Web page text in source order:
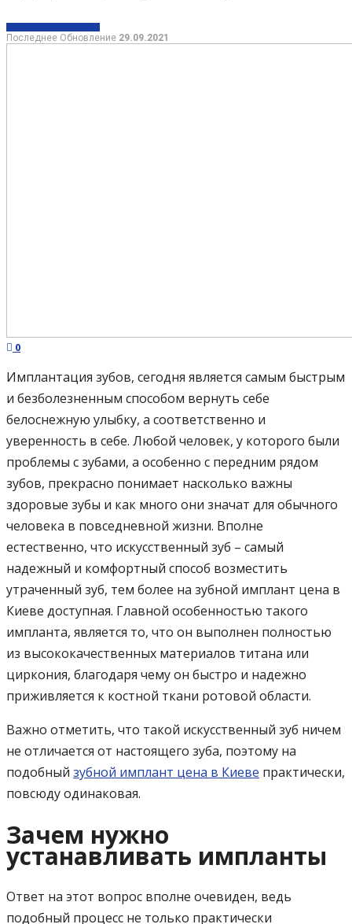
Последнее Обновление 29.09.2021
0
Имплантация зубов, сегодня является самым быстрым
и безболезненным способом вернуть себе
белоснежную улыбку, а соответственно и
уверенность в себе. Любой человек, у которого были
проблемы с зубами, а особенно с передним рядом
зубов, прекрасно понимает насколько важны
здоровые зубы и как много они значат для обычного
человека в повседневной жизни. Вполне
естественно, что искусственный зуб – самый
надежный и комфортный способ возместить
утраченный зуб, тем более на зубной имплант цена в
Киеве доступная. Главной особенностью такого
импланта, является то, что он выполнен полностью
из высококачественных материалов титана или
циркония, благодаря чему он быстро и надежно
приживляется к костной ткани ротовой области.
Важно отметить, что такой искусственный зуб ничем
не отличается от настоящего зуба, поэтому на
подобный зубной имплант цена в Киеве практически,
повсюду одинаковая.
Зачем нужно
устанавливать импланты
Ответ на этот вопрос вполне очевиден, ведь
подобный процесс не только практически